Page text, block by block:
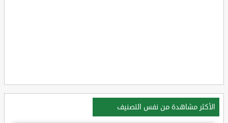
الأكثر مشاهدة من نفس التصنيف